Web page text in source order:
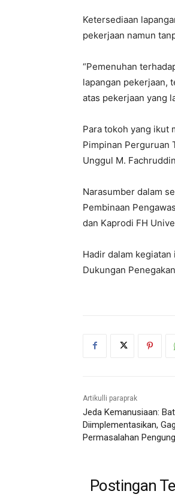
Ketersediaan
pekerjaan namun
“Pemenuhan
lapangan pekerjaan,
atas pekerjaan yang
Para tokoh yang ikut
Pimpinan Perguruan
Unggul M.
Narasumber dalam
Pembinaan
dan Kaprodi FH
Hadir dalam
Dukungan
Artikulli paraprak
Jeda Kemanusiaan:
Diimplementasikan,
Permasalahan
Postingan